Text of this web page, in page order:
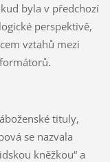
byla v předchozí
perspektivě,
vztahů mezi
tituly,
se nazvala
kněžkou“ a